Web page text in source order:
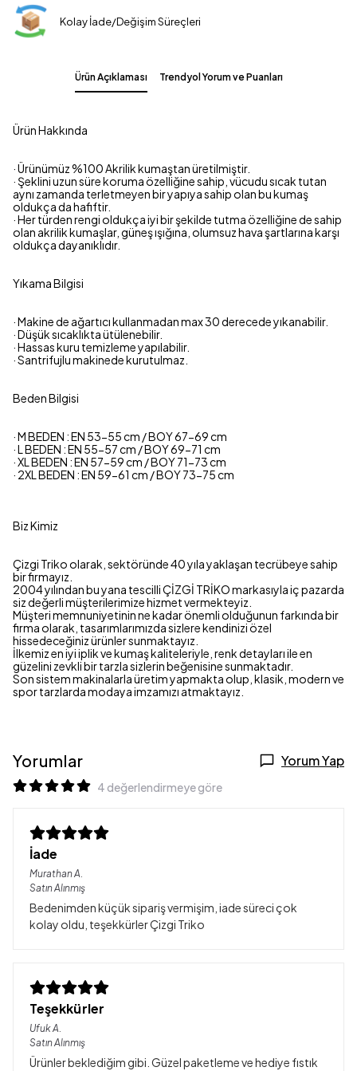
Kolay İade/Değişim Süreçleri
Ürün Açıklaması Trendyol Yorum ve Puanları
Ürün Hakkında
· Ürünümüz %100 Akrilik kumaştan üretilmiştir.
· Şeklini uzun süre koruma özelliğine sahip, vücudu sıcak tutan
aynı zamanda terletmeyen bir yapıya sahip olan bu kumaş
oldukça da hafiftir.
· Her türden rengi oldukça iyi bir şekilde tutma özelliğine de sahip
olan akrilik kumaşlar, güneş ışığına, olumsuz hava şartlarına karşı
oldukça dayanıklıdır.
Yıkama Bilgisi
· Makine de ağartıcı kullanmadan max 30 derecede yıkanabilir.
· Düşük sıcaklıkta ütülenebilir.
· Hassas kuru temizleme yapılabilir.
· Santrifujlu makinede kurutulmaz.
Beden Bilgisi
· M BEDEN : EN 53-55 cm / BOY 67-69 cm
· L BEDEN : EN 55-57 cm / BOY 69-71 cm
· XL BEDEN : EN 57-59 cm / BOY 71-73 cm
· 2XL BEDEN : EN 59-61 cm / BOY 73-75 cm
Biz Kimiz
Çizgi Triko olarak, sektöründe 40 yıla yaklaşan tecrübeye sahip
bir firmayız.
2004 yılından bu yana tescilli ÇİZGİ TRİKO markasıyla iç pazarda
siz değerli müşterilerimize hizmet vermekteyiz.
Müşteri memnuniyetinin ne kadar önemli olduğunun farkında bir
firma olarak, tasarımlarımızda sizlere kendinizi özel
hissedeceğiniz ürünler sunmaktayız.
İlkemiz en iyi iplik ve kumaş kaliteleriyle, renk detayları ile en
güzelini zevkli bir tarzla sizlerin beğenisine sunmaktadır.
Son sistem makinalarla üretim yapmakta olup, klasik, modern ve
spor tarzlarda modaya imzamızı atmaktayız.
Yorumlar Yorum Yap
4 değerlendirmeye göre
İade
MurathanA.
Satın Alınmış
Bedenimden küçük sipariş vermişim, iade süreci çok
kolay oldu, teşekkürler Çizgi Triko
Teşekkürler
UfukA.
Satın Alınmış
Ürünler beklediğim gibi. Güzel paketleme ve hediye fıstık